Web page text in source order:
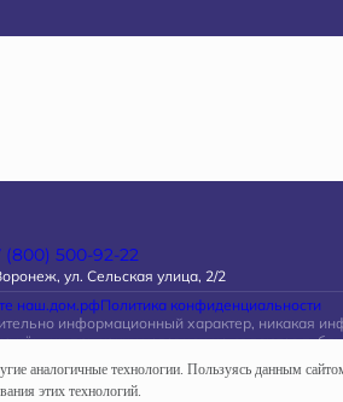
(800) 500-92-22
ул. Сельская улица, 2/2
наш.дом.рфПолитика конфиденциальности
информационный характер, никакая
нём, ни при каких условиях не являются
437 Гражданского кодекса Российской
аналогичные технологии. Пользуясь данным
этих технологий.